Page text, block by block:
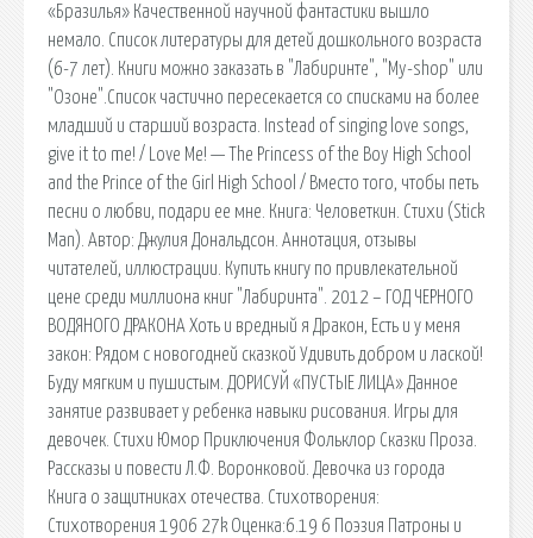
«Бразилья» Качественной научной фантастики вышло
немало. Список литературы для детей дошкольного возраста
(6-7 лет). Книги можно заказать в "Лабиринте", "My-shop" или
"Озоне".Список частично пересекается со списками на более
младший и старший возраста. Instead of singing love songs,
give it to me! / Love Me! — The Princess of the Boy High School
and the Prince of the Girl High School / Вместо того, чтобы петь
песни о любви, подари ее мне. Книга: Человеткин. Стихи (Stick
Man). Автор: Джулия Дональдсон. Аннотация, отзывы
читателей, иллюстрации. Купить книгу по привлекательной
цене среди миллиона книг "Лабиринта". 2012 – ГОД ЧЕРНОГО
ВОДЯНОГО ДРАКОНА Хоть и вредный я Дракон, Есть и у меня
закон: Рядом с новогодней сказкой Удивить добром и лаской!
Буду мягким и пушистым. ДОРИСУЙ «ПУСТЫЕ ЛИЦА» Данное
занятие развивает у ребенка навыки рисования. Игры для
девочек. Стихи Юмор Приключения Фольклор Сказки Проза.
Рассказы и повести Л.Ф. Воронковой. Девочка из города
Книга о защитниках отечества. Стихотворения:
Стихотворения 1906 27k Оценка:6.19 6 Поэзия Патроны и